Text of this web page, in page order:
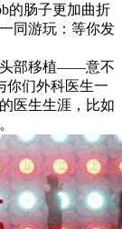
的肠子更加曲折
同游玩：等你发
头部移植——意不
你们外科医生一
医生生涯，比如